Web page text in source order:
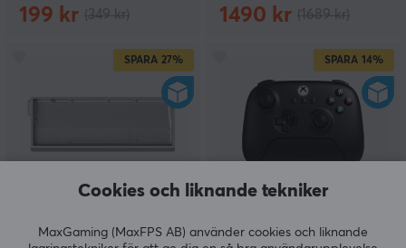
199 kr 1490 kr
SPARA 27%
60HE v2 Aluminum Case
SPARA 14%
Ultimate 3-mode
Cookies och liknande tekniker
MaxGaming (MaxFPS AB) använder cookies och liknande